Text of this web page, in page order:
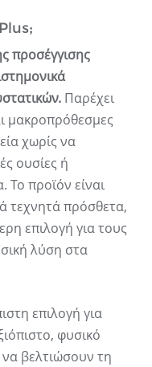
προσέγγισης
Παρέχει
μακροπρόθεσμες
χωρίς να
ουσίες ή
προϊόν είναι
τεχνητά πρόσθετα,
επιλογή για τους
λύση στα
επιλογή για
φυσικό
βελτιώσουν τη